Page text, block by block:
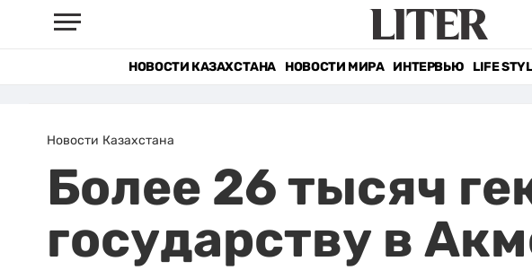
НОВОСТИ КАЗАХСТАНА НОВОСТИ МИРА ИНТЕРВЬЮ LIFE
Новости Казахстана
Более 26 тысяч
государству в